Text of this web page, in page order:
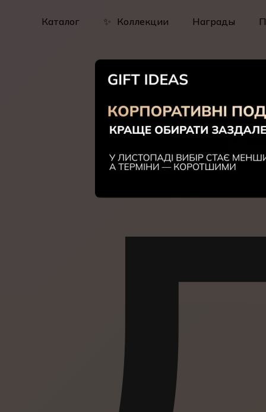
Каталог ✨ Коллекции Награды